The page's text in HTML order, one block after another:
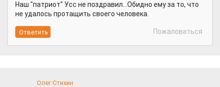
Наш "патриот" Усс не поздравил...Обидно ему за то, что
не удалось протащить своего человека.
Пожаловаться
Олег Стихин